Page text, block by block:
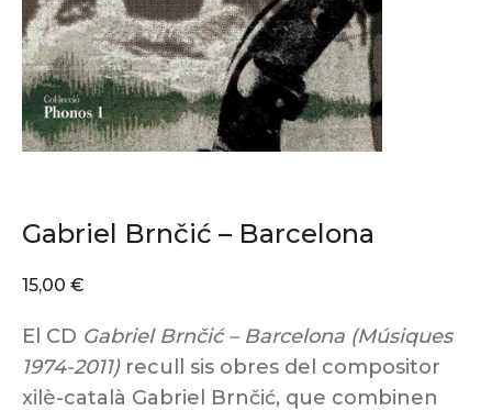
Gabriel Brnčić – Barcelona
15,00 €
El CD Gabriel Brnčić – Barcelona (Músiques
1974-2011)recull sis obres del compositor
xilè-català Gabriel Brnčić, que combinen